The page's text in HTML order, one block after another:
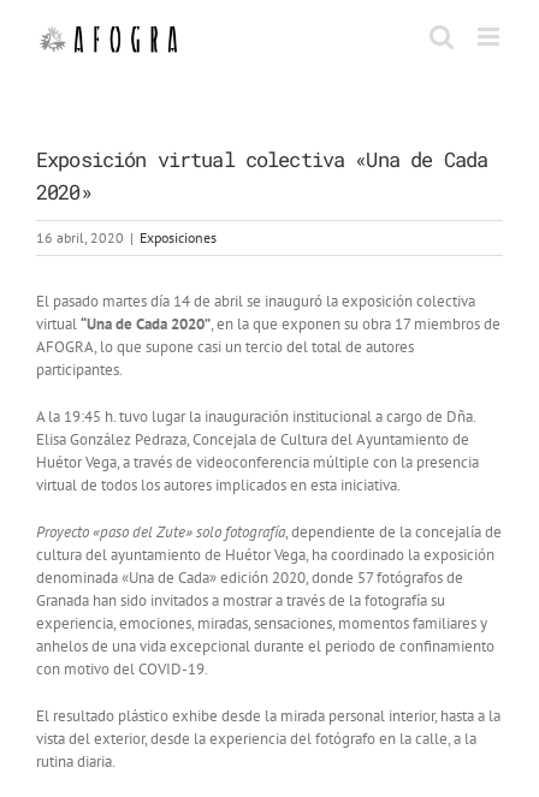
contenido
Exposición virtual colectiva «Una de Cada
2020»
16 abril, 2020 | Exposiciones
El pasado martes día 14 de abril se inauguró la exposición colectiva
virtual“Una de Cada 2020”, en la que exponen su obra 17 miembros de
AFOGRA, lo que supone casi un tercio del total de autores
participantes.
A la 19:45 h. tuvo lugar la inauguración institucional a cargo de Dña.
Elisa González Pedraza, Concejala de Cultura del Ayuntamiento de
Huétor Vega, a través de videoconferencia múltiple con la presencia
virtual de todos los autores implicados en esta iniciativa.
Proyecto «paso del Zute» solo fotografía, dependiente de la concejalía de
cultura del ayuntamiento de Huétor Vega, ha coordinado la exposición
denominada «Una de Cada» edición 2020, donde 57 fotógrafos de
Granada han sido invitados a mostrar a través de la fotografía su
experiencia, emociones, miradas, sensaciones, momentos familiares y
anhelos de una vida excepcional durante el periodo de confinamiento
con motivo del COVID-19.
El resultado plástico exhibe desde la mirada personal interior, hasta a la
vista del exterior, desde la experiencia del fotógrafo en la calle, a la
rutina diaria.